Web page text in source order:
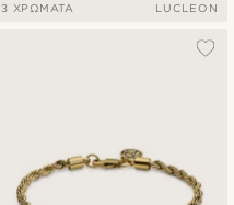
3 ΧΡΏΜΑΤΑ LUCLEON